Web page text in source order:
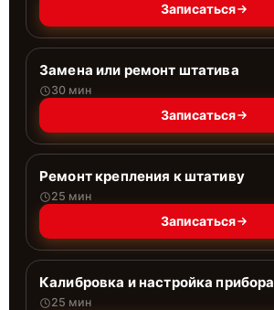
Записаться
Замена или ремонт штатива
30 мин
Записаться
Ремонт крепления к штативу
25 мин
Записаться
Калибровка и настройка прибора
25 мин